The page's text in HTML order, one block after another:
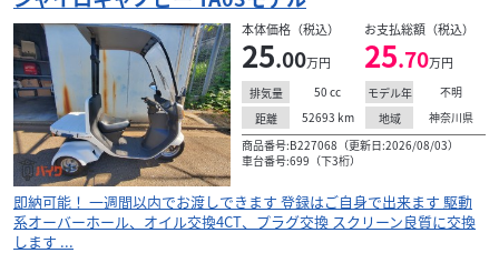
本体価格（税込）
25.00万円
お支払総額（税込）
25.70万円
排気量 50 cc モデル年
不明
距離
52693 km 地域
神奈川県
商品番号:B227068（更新日:2026/08/03）
車台番号:699（下3桁）
即納可能！ 一週間以内でお渡しできます 登録はご自身で出来ます 駆動
系オーバーホール、オイル交換4CT、プラグ交換 スクリーン良質に交換
します ...